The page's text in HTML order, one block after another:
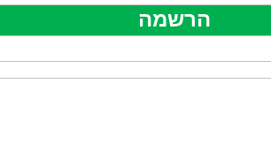
השירותים המפורסמים באתר ע"י ספקים שונים, איננו
באתר ע"י ספקים שונים, איננו מעורב במתן השירות
עבור נותני שירותים אלו. במילים אחרות, האחריות על
לבין המפרסמים נותני השירות ואיכותה מוטלת על